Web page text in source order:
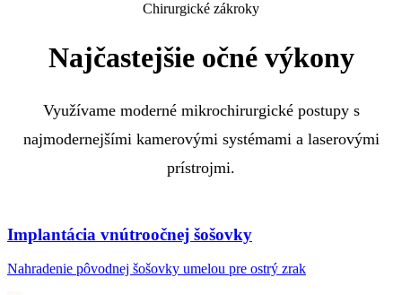
Chirurgické zákroky
Najčastejšie očné výkony
Využívame moderné mikrochirurgické postupy s
najmodernejšími kamerovými systémami a laserovými
prístrojmi.
Implantácia vnútroočnej šošovky
Nahradenie pôvodnej šošovky umelou pre ostrý zrak